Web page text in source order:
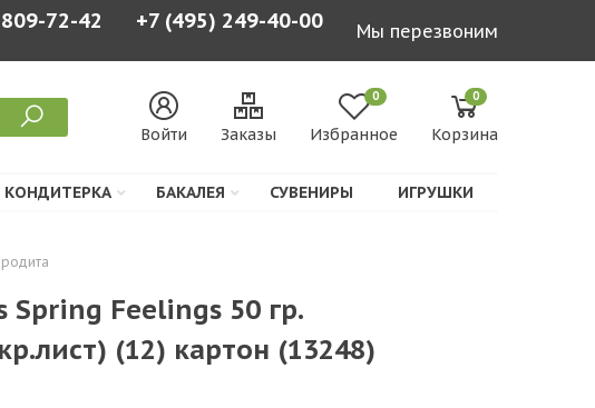
72-42 +7 (495) 249-40-00 Мы перезвоним
Войти Заказы
0
Избранное
0
Корзина
КОНДИТЕРКА БАКАЛЕЯ СУВЕНИРЫ ИГРУШКИ
Spring Feelings 50 гр.
(12) картон (13248)